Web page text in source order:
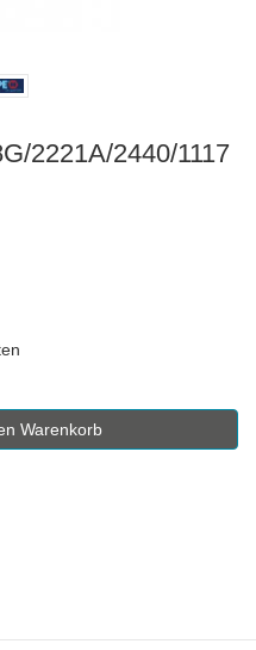
2221A/2440/1117
Warenkorb